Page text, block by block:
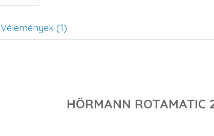
Vélemények (1)
HÖRMANN ROTAMATIC